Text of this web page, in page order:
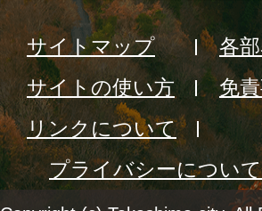
サイトマップ
各
サイトの使い方
免
リンクについて
プライバシーについて